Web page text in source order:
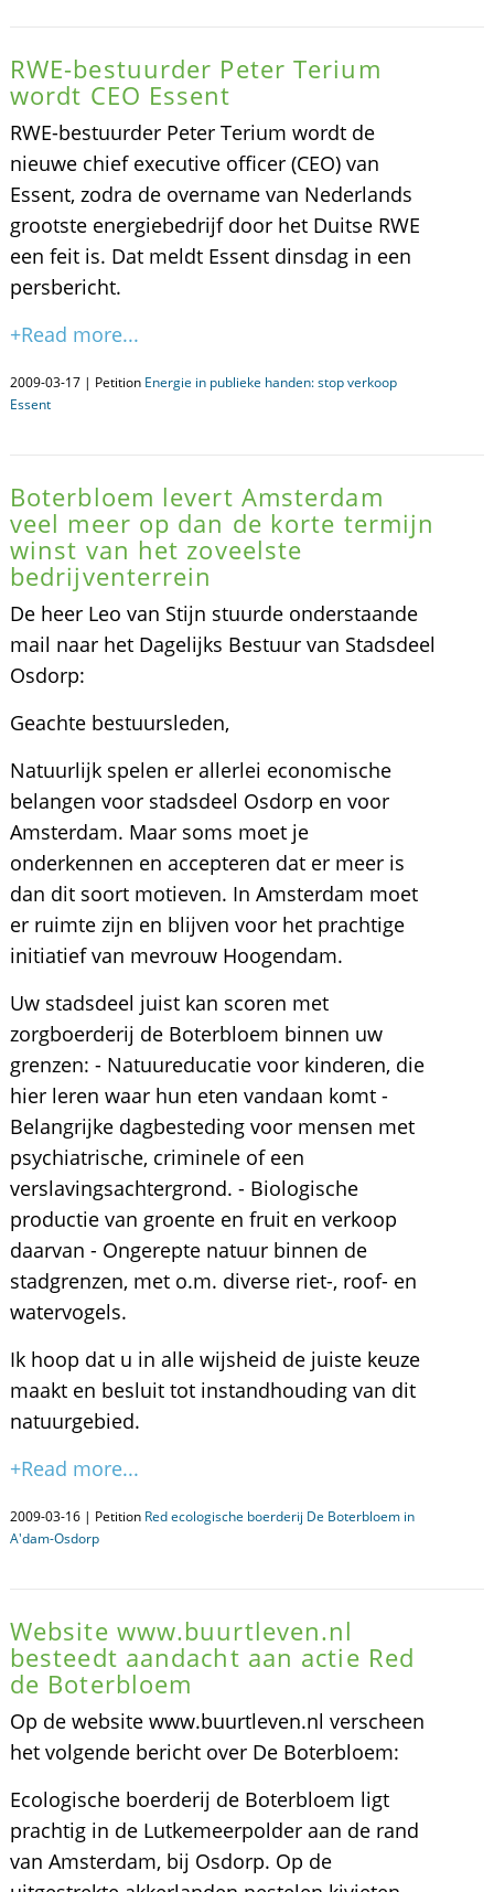
RWE-bestuurder Peter Terium
wordt CEO Essent
RWE-bestuurder Peter Terium wordt de
nieuwe chief executive officer (CEO) van
Essent, zodra de overname van Nederlands
grootste energiebedrijf door het Duitse RWE
een feit is. Dat meldt Essent dinsdag in een
persbericht.
+Read more...
2009-03-17 | Petition Energie in publieke handen: stop verkoop
Essent
Boterbloem levert Amsterdam
veel meer op dan de korte termijn
winst van het zoveelste
bedrijventerrein
De heer Leo van Stijn stuurde onderstaande
mail naar het Dagelijks Bestuur van Stadsdeel
Osdorp:
Geachte bestuursleden,
Natuurlijk spelen er allerlei economische
belangen voor stadsdeel Osdorp en voor
Amsterdam. Maar soms moet je
onderkennen en accepteren dat er meer is
dan dit soort motieven. In Amsterdam moet
er ruimte zijn en blijven voor het prachtige
initiatief van mevrouw Hoogendam.
Uw stadsdeel juist kan scoren met
zorgboerderij de Boterbloem binnen uw
grenzen: - Natuureducatie voor kinderen, die
hier leren waar hun eten vandaan komt -
Belangrijke dagbesteding voor mensen met
psychiatrische, criminele of een
verslavingsachtergrond. - Biologische
productie van groente en fruit en verkoop
daarvan - Ongerepte natuur binnen de
stadgrenzen, met o.m. diverse riet-, roof- en
watervogels.
Ik hoop dat u in alle wijsheid de juiste keuze
maakt en besluit tot instandhouding van dit
natuurgebied.
+Read more...
2009-03-16 | Petition Red ecologische boerderij De Boterbloem in
A'dam-Osdorp
Website www.buurtleven.nl
besteedt aandacht aan actie Red
de Boterbloem
Op de website www.buurtleven.nl verscheen
het volgende bericht over De Boterbloem:
Ecologische boerderij de Boterbloem ligt
prachtig in de Lutkemeerpolder aan de rand
van Amsterdam, bij Osdorp. Op de